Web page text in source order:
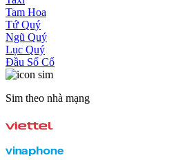
Tam Hoa
Tứ Quý
Ngũ Quý
Lục Quý
Đầu Số Cổ
Sim theo nhà mạng